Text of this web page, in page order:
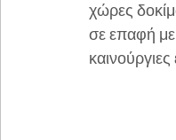
χώρες
σε επαφή με